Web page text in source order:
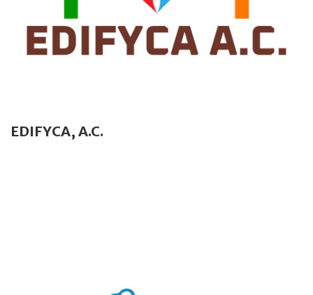
EDIFYCA, A.C.